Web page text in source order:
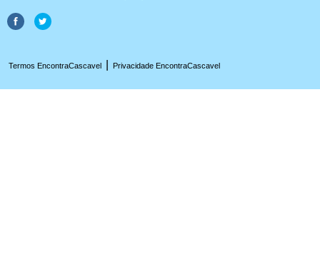
Termos EncontraCascavel Privacidade EncontraCascavel